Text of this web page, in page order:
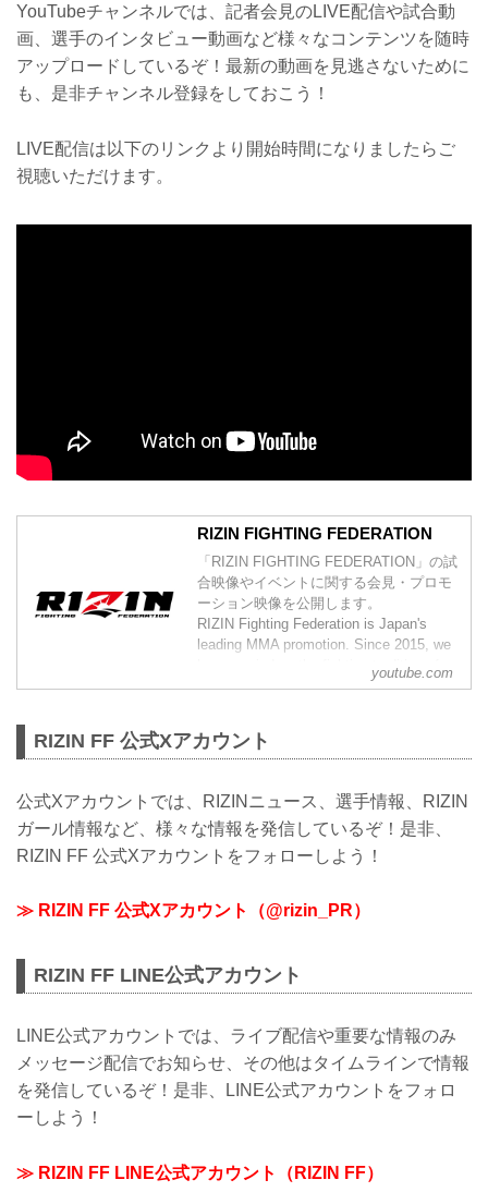
YouTubeチャンネルでは、記者会見のLIVE配信や試合動
画、選手のインタビュー動画など様々なコンテンツを随時
アップロードしているぞ！最新の動画を見逃さないために
も、是非チャンネル登録をしておこう！
LIVE配信は以下のリンクより開始時間になりましたらご
視聴いただけます。
RIZIN FIGHTING FEDERATION
「RIZIN FIGHTING FEDERATION」の試
合映像やイベントに関する会見・プロモ
ーション映像を公開します。
RIZIN Fighting Federation is Japan's
leading MMA promotion. Since 2015, we
have carried on the fighting tradition of
previous world class MMA promotions
youtube.com
RIZIN FF 公式Xアカウント
公式Xアカウントでは、RIZINニュース、選手情報、RIZIN
ガール情報など、様々な情報を発信しているぞ！是非、
RIZIN FF 公式Xアカウントをフォローしよう！
≫ RIZIN FF 公式Xアカウント（@rizin_PR）
RIZIN FF LINE公式アカウント
LINE公式アカウントでは、ライブ配信や重要な情報のみ
メッセージ配信でお知らせ、その他はタイムラインで情報
を発信しているぞ！是非、LINE公式アカウントをフォロ
ーしよう！
≫ RIZIN FF LINE公式アカウント（RIZIN FF）